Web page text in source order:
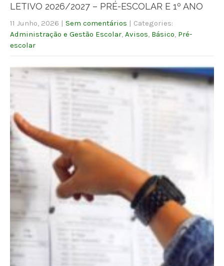
LETIVO 2026/2027 – PRÉ-ESCOLAR E 1º ANO
11 Junho, 2026 | Sem comentários | Categories:
Administração e Gestão Escolar, Avisos, Básico, Pré-
escolar